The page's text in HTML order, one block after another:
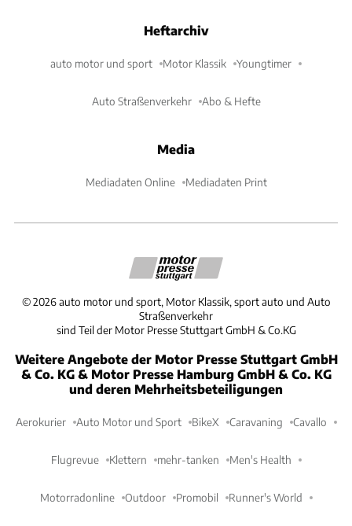
Heftarchiv
auto motor und sport Motor Klassik Youngtimer
Auto Straßenverkehr Abo & Hefte
Media
Mediadaten Online Mediadaten Print
©2026 auto motor und sport, Motor Klassik, sport auto und Auto
Straßenverkehr
sind Teil der Motor Presse Stuttgart GmbH & Co.KG
Weitere Angebote der Motor Presse Stuttgart GmbH
& Co. KG & Motor Presse Hamburg GmbH & Co. KG
und deren Mehrheitsbeteiligungen
Aerokurier Auto Motor und Sport BikeX Caravaning Cavallo
Flugrevue Klettern mehr-tanken Men's Health
Motorradonline Outdoor Promobil Runner's World